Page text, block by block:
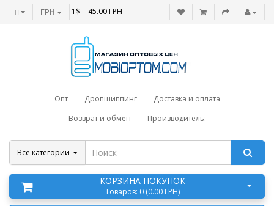
ГРН 1$ = 45.00 ГРН
Опт Дропшиппинг
Доставка и оплата
Возврат и обмен
Производитель:
Все категории
КОРЗИНА ПОКУПОК
Товаров: 0 (0.00 ГРН)